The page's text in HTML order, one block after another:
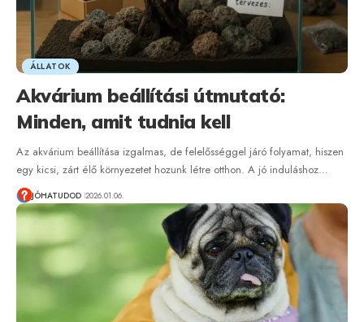
ÁLLATOK
Akvárium beállítási útmutató:
Minden, amit tudnia kell
Az akvárium beállítása izgalmas, de felelősséggel járó folyamat, hiszen
egy kicsi, zárt élő környezetet hozunk létre otthon. A jó induláshoz…
JÓHATUDOD 2026.01.06.